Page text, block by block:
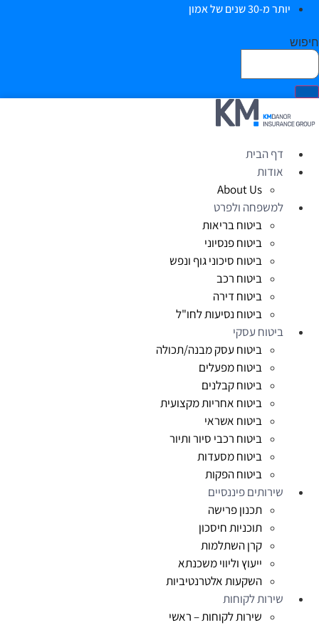
יותר מ-30 שנים של אמון
דף הבית
אודות
About Us
למשפחה ולפרט
ביטוח בריאות
ביטוח פנסיוני
ביטוח סיכוני גוף ונפש
ביטוח רכב
ביטוח דירה
ביטוח נסיעות לחו"ל
ביטוח עסקי
ביטוח עסק מבנה/תכולה
ביטוח מפעלים
ביטוח קבלנים
ביטוח אחריות מקצועית
ביטוח אשראי
ביטוח רכבי סיור ותיור
ביטוח מסעדות
ביטוח הפקות
שירותים פיננסיים
תכנון פרישה
תוכניות חיסכון
קרן השתלמות
ייעוץ וליווי משכנתא
השקעות אלטרנטיביות
שירות לקוחות
שירות לקוחות – ראשי